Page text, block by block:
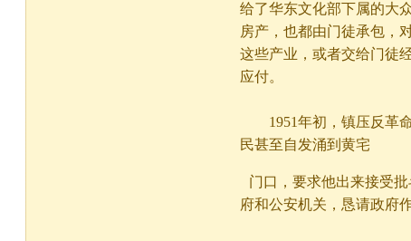
给了华东文化部下属的大
房产，也都由门徒承包，
这些产业，或者交给门徒
应付。
1951年初，镇压反革命
民甚至自发涌到黄宅
门口，要求他出来接受
府和公安机关，恳请政府